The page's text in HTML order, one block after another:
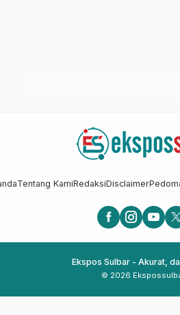
Tentang KamiRedaksiDisclaimer
Ekspos Sulbar - Akurat,
© 2026